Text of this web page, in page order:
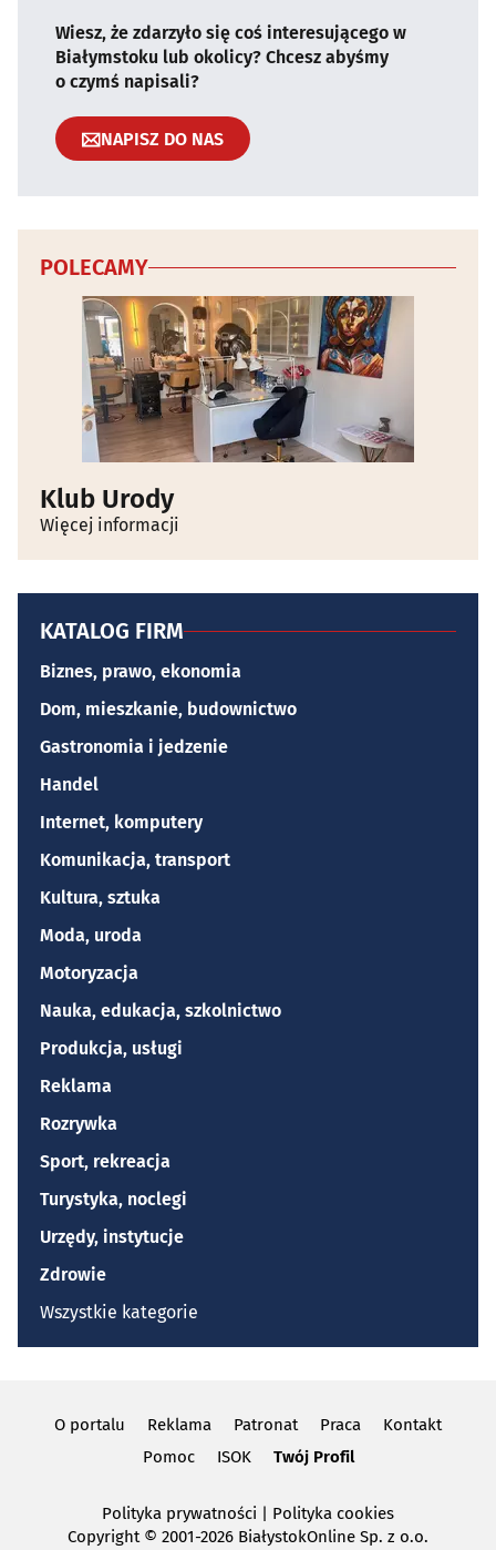
Wiesz, że zdarzyło się coś interesującego w
Białymstoku lub okolicy? Chcesz abyśmy
o czymś napisali?
NAPISZ DO NAS
POLECAMY
Klub Urody
Więcej informacji
KATALOG FIRM
Biznes, prawo, ekonomia
Dom, mieszkanie, budownictwo
Gastronomia i jedzenie
Handel
Internet, komputery
Komunikacja, transport
Kultura, sztuka
Moda, uroda
Motoryzacja
Nauka, edukacja, szkolnictwo
Produkcja, usługi
Reklama
Rozrywka
Sport, rekreacja
Turystyka, noclegi
Urzędy, instytucje
Zdrowie
Wszystkie kategorie
O portalu Reklama Patronat Praca
Kontakt
Pomoc
ISOK Twój Profil
Polityka prywatności
Polityka cookies
Copyright© 2001-2026 BiałystokOnline Sp. z o.o.